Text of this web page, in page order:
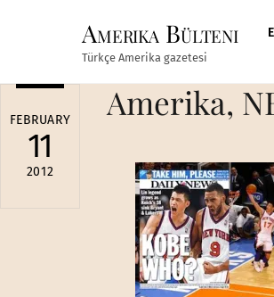
Amerika Bülteni
Türkçe Amerika gazetesi
FEBRUARY
11
2012
Amerika,